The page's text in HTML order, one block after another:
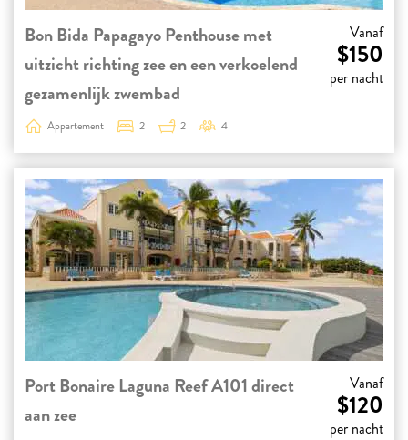
Bon Bida Papagayo Penthouse met
uitzicht richting zee en een verkoelend
gezamenlijk zwembad
Vanaf
$150
per nacht
Appartement 2 2 4
Port Bonaire Laguna Reef A101 direct
aan zee
Vanaf
$120
per nacht